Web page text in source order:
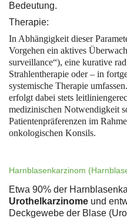
Bedeutung.
Therapie:
In Abhängigkeit dieser
Vorgehen ein aktives
surveillance“), eine kurative
Strahlentherapie oder – in
systemische Therapie
erfolgt dabei stets
medizinischen Notwendigkeit
Patientenpräferenzen im
onkologischen Konsils.
Harnblasenkarzinom
Etwa 90% der
Urothelkarzinome und
Deckgewebe der Blase